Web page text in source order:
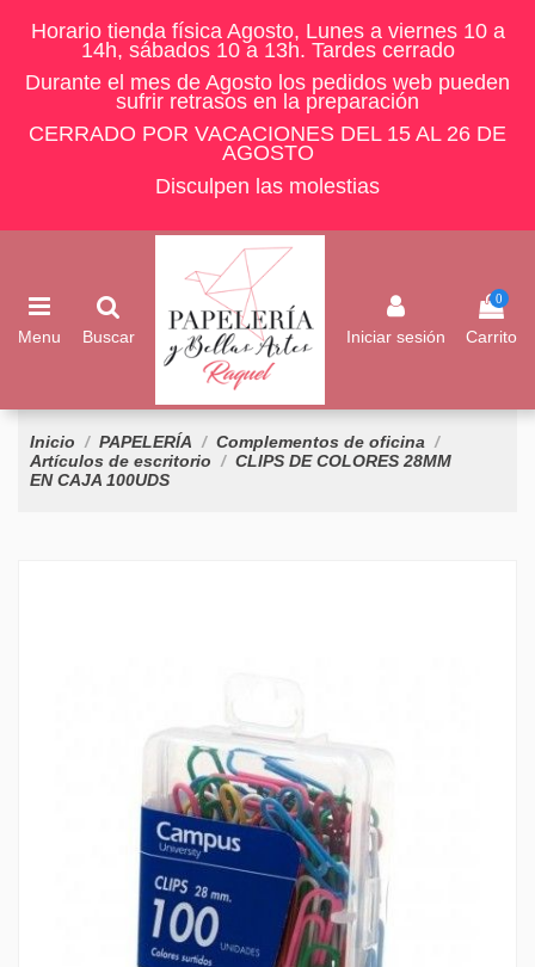
Horario tienda física Agosto, Lunes a viernes 10 a
14h, sábados 10 a 13h. Tardes cerrado
Durante el mes de Agosto los pedidos web pueden
sufrir retrasos en la preparación
CERRADO POR VACACIONES DEL 15 AL 26 DE
AGOSTO
Disculpen las molestias
Menu Buscar Iniciar sesión
0
Carrito
Inicio PAPELERÍA
Complementos de oficina
Artículos de escritorio
CLIPS DE COLORES 28MM
EN CAJA 100UDS